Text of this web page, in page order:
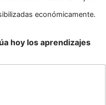
económicamente.
hoy los aprendizajes